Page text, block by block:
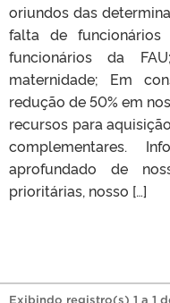
oriundos das
falta de
funcionários da
maternidade; Em
redução de 50% em
recursos para
complementares.
aprofundado de
prioritárias, nosso […]
Exibindo registro(s) 1 a 1